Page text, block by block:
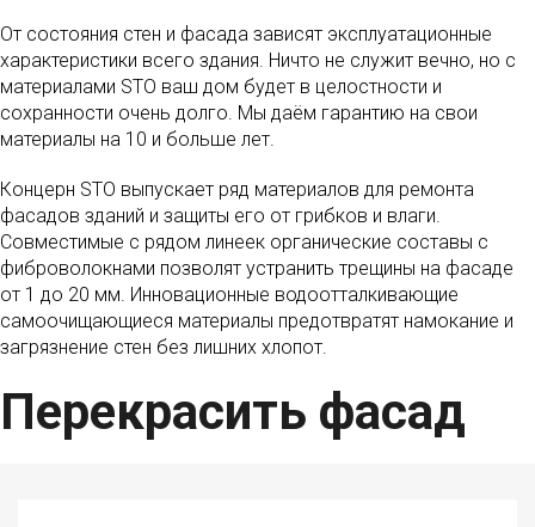
От состояния стен и фасада зависят эксплуатационные
характеристики всего здания. Ничто не служит вечно, но с
материалами STO ваш дом будет в целостности и
сохранности очень долго. Мы даём гарантию на свои
материалы на 10 и больше лет.
Концерн STO выпускает ряд материалов для ремонта
фасадов зданий и защиты его от грибков и влаги.
Совместимые с рядом линеек органические составы с
фиброволокнами позволят устранить трещины на фасаде
от 1 до 20 мм. Инновационные водоотталкивающие
самоочищающиеся материалы предотвратят намокание и
загрязнение стен без лишних хлопот.
Перекрасить фасад